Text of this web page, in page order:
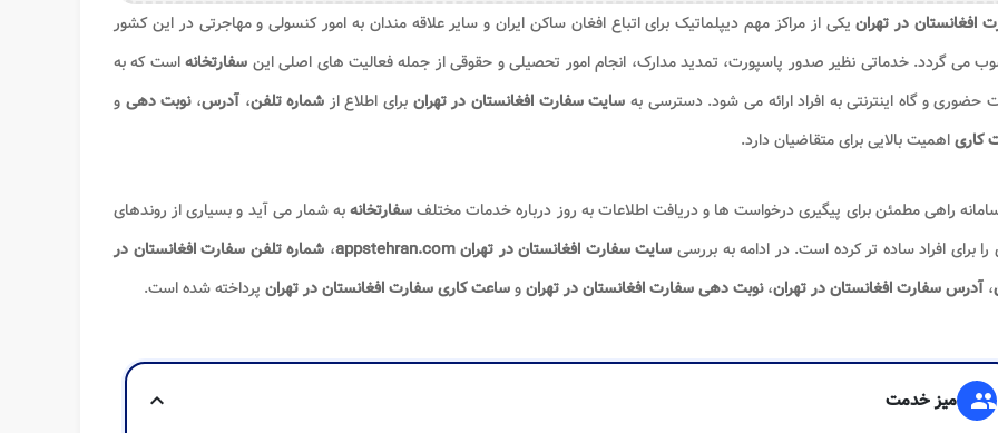
افغانستان در تهرانیکی از مراکز مهم دیپلماتیک برای اتباع افغان ساکن ایران و سایر علاقه مندان به امور کنسولی و مهاجرتی در این کشور
می گردد. خدماتی نظیر صدور پاسپورت، تمدید مدارک، انجام امور تحصیلی و حقوقی از جمله فعالیت های اصلی این سفارتخانهاست که به
حضوری و گاه اینترنتی به افراد ارائه می شود. دسترسی به سایت سفارت افغانستان در تهران برای اطلاع از شماره تلفن،آدرس،نوبت دهی و
کاریاهمیت بالایی برای متقاضیان دارد.
راهی مطمئن برای پیگیری درخواست ها و دریافت اطلاعات به روز درباره خدمات مختلفسفارتخانهبه شمار می آید و بسیاری از روندهای
را برای افراد ساده تر کرده است. در ادامه به بررسی سایت سفارت افغانستان در تهران appstehran.com ، شماره تلفن سفارت افغانستان در
، آدرس سفارت افغانستان در تهران،نوبت دهی سفارت افغانستان در تهرانوساعت کاری سفارت افغانستان در تهران پرداخته شده است.
group میز خدمت
expand_more